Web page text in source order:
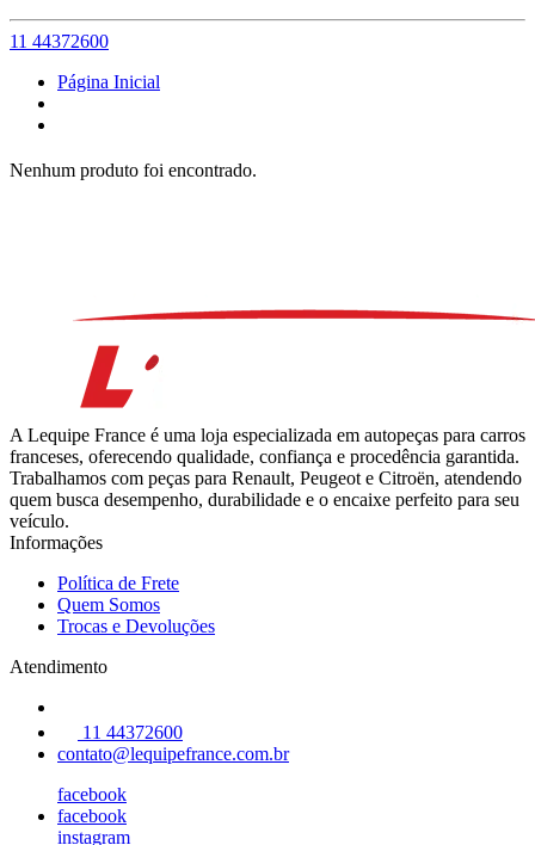
11 44372600
Página Inicial
Nenhum produto foi encontrado.
A Lequipe France é uma loja especializada em autopeças para carros
franceses, oferecendo qualidade, confiança e procedência garantida.
Trabalhamos com peças para Renault, Peugeot e Citroën, atendendo
quem busca desempenho, durabilidade e o encaixe perfeito para seu
veículo.
Informações
Política de Frete
Quem Somos
Trocas e Devoluções
Atendimento
11 44372600
contato@lequipefrance.com.br
facebook
facebook
instagram